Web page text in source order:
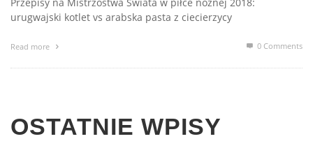
urugwajski kotlet vs arabska pasta z ciecierzycy
Read more 0 Comments
OSTATNIE WPISY